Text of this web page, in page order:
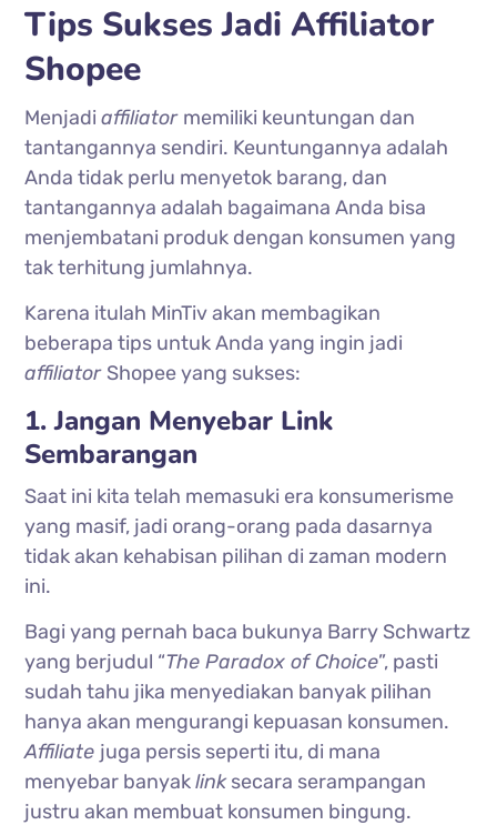
Tips Sukses Jadi Affiliator
Shopee
Menjadiaffiliator memiliki keuntungan dan
tantangannya sendiri. Keuntungannya adalah
Anda tidak perlu menyetok barang, dan
tantangannya adalah bagaimana Anda bisa
menjembatani produk dengan konsumen yang
tak terhitung jumlahnya.
Karena itulah MinTiv akan membagikan
beberapa tips untuk Anda yang ingin jadi
affiliator Shopee yang sukses:
1. Jangan Menyebar Link
Sembarangan
Saat ini kita telah memasuki era konsumerisme
yang masif, jadi orang-orang pada dasarnya
tidak akan kehabisan pilihan di zaman modern
ini.
Bagi yang pernah baca bukunya Barry Schwartz
yang berjudul “The Paradox of Choice”, pasti
sudah tahu jika menyediakan banyak pilihan
hanya akan mengurangi kepuasan konsumen.
Affiliate juga persis seperti itu, di mana
menyebar banyaklink secara serampangan
justru akan membuat konsumen bingung.